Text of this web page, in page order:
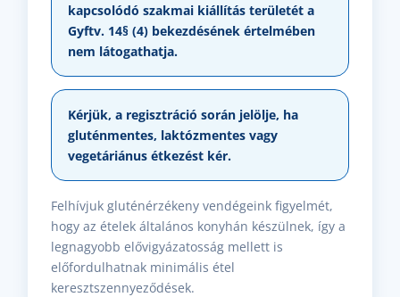
kapcsolódó szakmai kiállítás területét a
Gyftv. 14§ (4) bekezdésének értelmében
nem látogathatja.
Kérjük, a regisztráció során jelölje, ha
gluténmentes, laktózmentes vagy
vegetáriánus étkezést kér.
Felhívjuk gluténérzékeny vendégeink figyelmét,
hogy az ételek általános konyhán készülnek, így a
legnagyobb elővigyázatosság mellett is
előfordulhatnak minimális étel
keresztszennyeződések.